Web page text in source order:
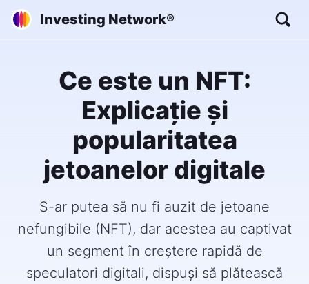
Investing Network®
Ce este un NFT:
Explicație și
popularitatea
jetoanelor digitale
S-ar putea să nu fi auzit de jetoane
nefungibile (NFT), dar acestea au captivat
un segment în creștere rapidă de
speculatori digitali, dispuși să plătească